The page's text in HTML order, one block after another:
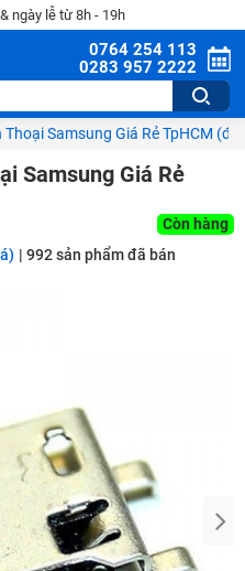
ngày lễ từ 8h - 19h
0764 254 113
0283 957 2222
Samsung Giá Rẻ TpHCM
Samsung Giá Rẻ
Còn hàng
| 992sản phẩm đã bán